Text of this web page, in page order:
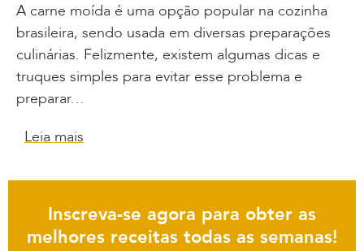
A carne moída é uma opção popular na cozinha
brasileira, sendo usada em diversas preparações
culinárias. Felizmente, existem algumas dicas e
truques simples para evitar esse problema e
preparar…
Leia mais
Inscreva-se agora para obter as
melhores receitas todas as semanas!